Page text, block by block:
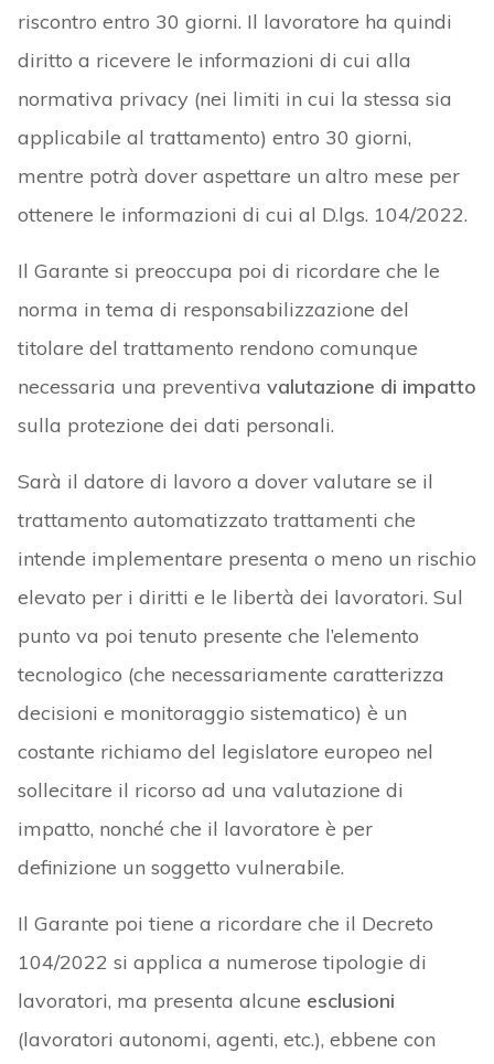
riscontro entro 30 giorni. Il lavoratore ha quindi
diritto a ricevere le informazioni di cui alla
normativa privacy (nei limiti in cui la stessa sia
applicabile al trattamento) entro 30 giorni,
mentre potrà dover aspettare un altro mese per
ottenere le informazioni di cui al D.lgs. 104/2022.
Il Garante si preoccupa poi di ricordare che le
norma in tema di responsabilizzazione del
titolare del trattamento rendono comunque
necessaria una preventiva valutazione di impatto
sulla protezione dei dati personali.
Sarà il datore di lavoro a dover valutare se il
trattamento automatizzato trattamenti che
intende implementare presenta o meno un rischio
elevato per i diritti e le libertà dei lavoratori. Sul
punto va poi tenuto presente che l’elemento
tecnologico (che necessariamente caratterizza
decisioni e monitoraggio sistematico) è un
costante richiamo del legislatore europeo nel
sollecitare il ricorso ad una valutazione di
impatto, nonché che il lavoratore è per
definizione un soggetto vulnerabile.
Il Garante poi tiene a ricordare che il Decreto
104/2022 si applica a numerose tipologie di
lavoratori, ma presenta alcune esclusioni
(lavoratori autonomi, agenti, etc.), ebbene con